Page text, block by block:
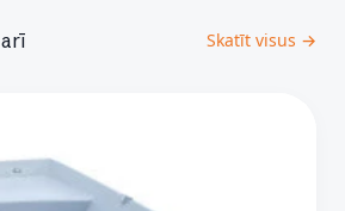
Skatīt visus →